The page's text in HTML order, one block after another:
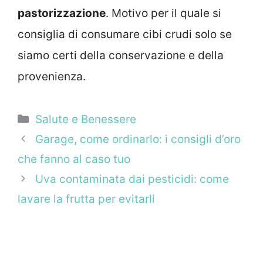
pastorizzazione. Motivo per il quale si
consiglia di consumare cibi crudi solo se
siamo certi della conservazione e della
provenienza.
Categorie
Salute e Benessere
Garage, come ordinarlo: i consigli d’oro
che fanno al caso tuo
Uva contaminata dai pesticidi: come
lavare la frutta per evitarli